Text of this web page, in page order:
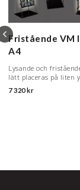
Fristående VM
A4
Lysande och
lätt placeras på liten
7 320 kr